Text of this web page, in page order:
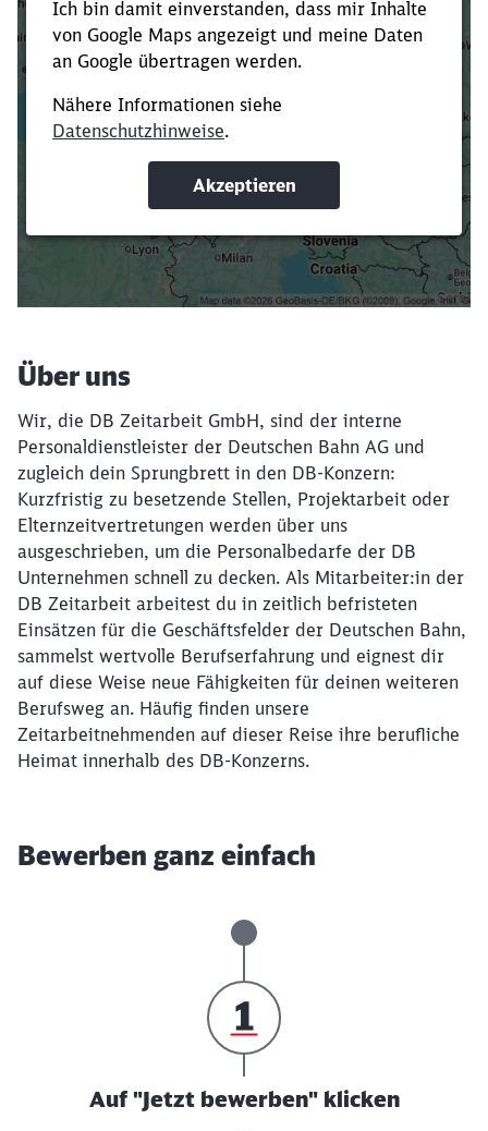
Verkürze die Ladezeit, indem du Suchbegriffe
oder Filter hinzufügst.
Suchbegriffe eingeben
Filter setzen
Über uns
Wir, die DB Zeitarbeit GmbH, sind der interne
Personaldienstleister der Deutschen Bahn AG und
zugleich dein Sprungbrett in den DB-Konzern:
Kurzfristig zu besetzende Stellen, Projektarbeit oder
Elternzeitvertretungen werden über uns
ausgeschrieben, um die Personalbedarfe der DB
Unternehmen schnell zu decken. Als Mitarbeiter:in der
DB Zeitarbeit arbeitest du in zeitlich befristeten
Einsätzen für die Geschäftsfelder der Deutschen Bahn,
sammelst wertvolle Berufserfahrung und eignest dir
auf diese Weise neue Fähigkeiten für deinen weiteren
Berufsweg an. Häufig finden unsere
Zeitarbeitnehmenden auf dieser Reise ihre berufliche
Heimat innerhalb des DB-Konzerns.
Bewerben ganz einfach
Auf "Jetzt bewerben" klicken